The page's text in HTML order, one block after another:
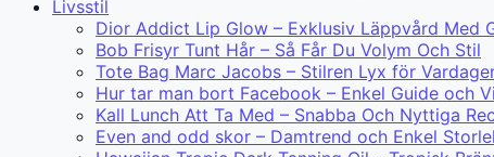
Livsstil
Dior Addict Lip Glow – Exklusiv Läppvård Med
Bob Frisyr Tunt Hår – Så Får Du Volym Och Stil
Tote Bag Marc Jacobs – Stilren Lyx för
Hur tar man bort Facebook – Enkel Guide och
Kall Lunch Att Ta Med – Snabba Och Nyttiga
Even and odd skor – Damtrend och Enkel